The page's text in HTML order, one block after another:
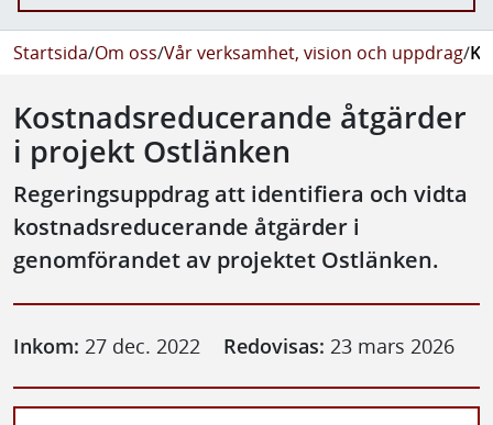
Startsida/Om oss/Vår verksamhet, vision och uppdrag/
Kostnadsreducerande åtgärder
i projekt Ostlänken
Regeringsuppdrag att identifiera och vidta
kostnadsreducerande åtgärder i
genomförandet av projektet Ostlänken.
Inkom: 27 dec. 2022 Redovisas: 23 mars 2026